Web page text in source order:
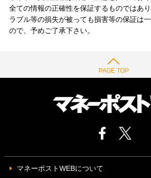
全ての情報の正確性を保証するものではあ
ラブル等の損失が被っても損害等の保証は
ので、予めご了承下さい。
PAGE TOP
マネーポストWEBについて